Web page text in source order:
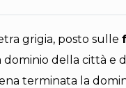
grigia, posto sulle
dominio della città e
terminata la